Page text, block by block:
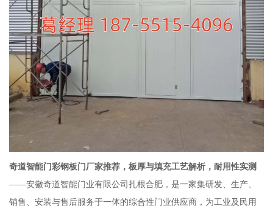
奇道智能门彩钢板门厂家推荐，板厚与填充工艺解析，耐用性实测
——安徽奇道智能门业有限公司扎根合肥，是一家集研发、生产、
销售、安装与售后服务于一体的综合性门业供应商，为工业及民用